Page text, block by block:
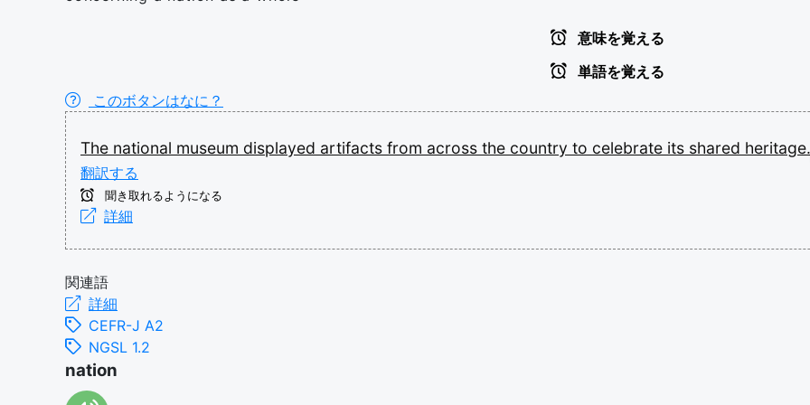
意味を覚える
単語を覚える
このボタンはなに？
The national museum displayed artifacts from across the country to celebrate its shared heritage.
翻訳する
聞き取れるようになる
詳細
関連語
詳細
CEFR-J A2
NGSL 1.2
nation